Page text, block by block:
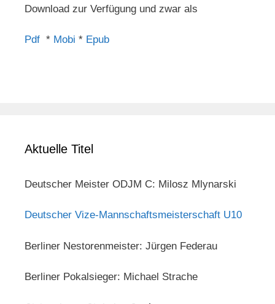
Download zur Verfügung und zwar als
Pdf * Mobi * Epub
Aktuelle Titel
Deutscher Meister ODJM C: Milosz Mlynarski
Deutscher Vize-Mannschaftsmeisterschaft U10
Berliner Nestorenmeister: Jürgen Federau
Berliner Pokalsieger: Michael Strache